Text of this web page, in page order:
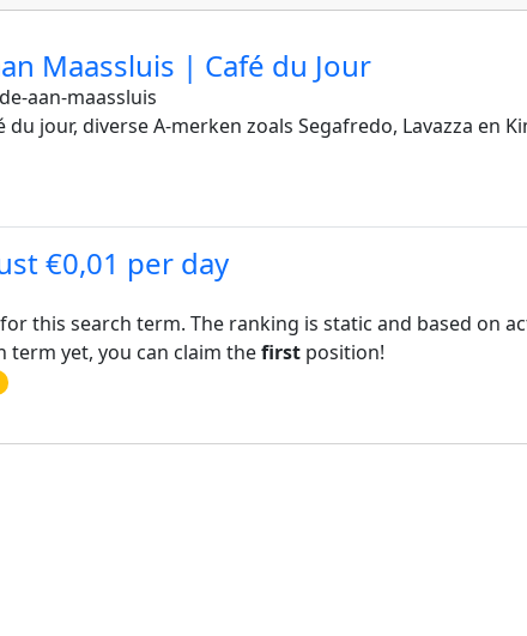
Maassluis | Café du Jour
aan-maassluis
jour, diverse A-merken zoals Segafredo, Lavazza en
€0,01 per day
for this search term. The ranking is static and based on
term yet, you can claim thefirst position!